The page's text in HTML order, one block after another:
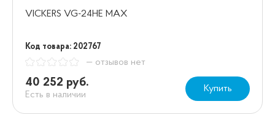
VICKERS VG-24HE MAX
Код товара: 202767
— отзывов нет
40 252 руб.
Есть в наличии
Купить